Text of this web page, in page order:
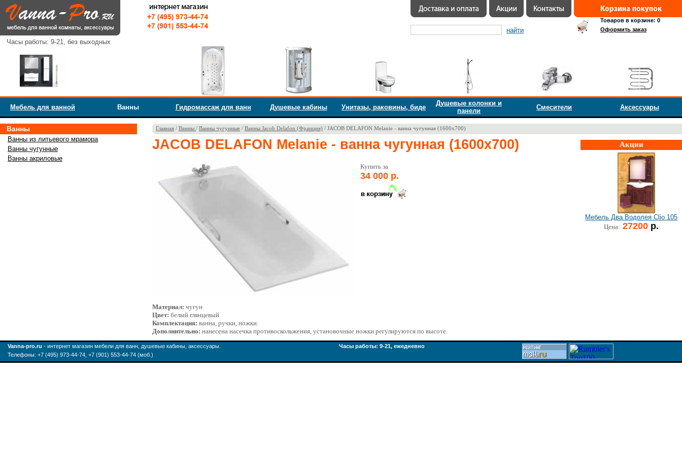
найти
Товаров в корзине: 0
Оформить заказ
Часы работы: 9-21, без выходных
Мебель для ванной Ванны Гидромассаж для ванн Душевые кабины Унитазы, раковины, биде
Душевые колонки и
панели
Смесители Аксессуары
Ванны
Ванны из литьевого мрамора
Ванны чугунные
Ванны акриловые
Главная / Ванны / Ванны чугунные / Ванны Jacob Delafon (Франция) / JACOB DELAFON Melanie - ванна чугунная (1600x700)
JACOB DELAFON Melanie - ванна чугунная (1600x700)
Купить за
34 000 р.
Материал: чугун
Цвет: белый глянцевый
Комплектация: ванна, ручки, ножки.
Дополнительно: нанесена насечка противоскольжения, установочные ножки регулируются по высоте.
Акции
Мебель Два Водолея Clio 105
Цена: 27200 р.
Vanna-pro.ru - интернет магазин мебели для ванн, душевые кабины, аксессуары.
Телефоны: +7 (495) 973-44-74, +7 (901) 553-44-74 (моб.)
Часы работы: 9-21, ежедневно